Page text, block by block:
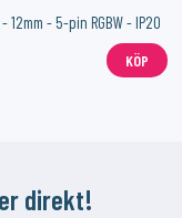
12mm - 5-pin RGBW - IP20
KÖP
direkt!